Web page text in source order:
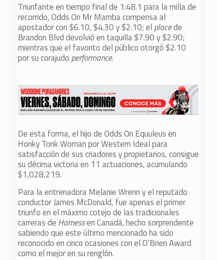
Triunfante en tiempo final de 1:48.1 para la milla de
recorrido, Odds On Mr Mamba compensa al
apostador con $6.10, $4.30 y $2.10; el placede
Brandon Blvd devolvió en taquilla $7.90 y $2.90;
mientras que el favorito del público otorgó $2.10
por su corajudo performance.
De esta forma, el hijo de Odds On Equuleus en
Honky Tonk Woman por Western Ideal para
satisfacción de sus criadores y propietarios, consigue
su décima victoria en 11 actuaciones, acumulando
$1,028,219.
Para la entrenadora Melanie Wrenn y el reputado
conductor James McDonald, fue apenas el primer
triunfo en el máximo cotejo de las tradicionales
carreras de Harnessen Canadá,hecho sorprendente
sabiendo que este último mencionado ha sido
reconocido en cinco ocasiones con el O’Brien Award
como el mejor en su renglón.